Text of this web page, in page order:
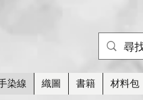
染線 織圖 書籍 材料包